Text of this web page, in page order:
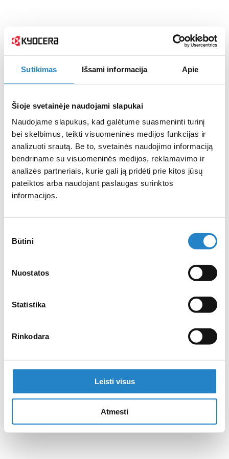
Sutikimas Išsami informacija Apie
Šioje svetainėje naudojami slapukai
Naudojame slapukus, kad galėtume suasmeninti turinį
bei skelbimus, teikti visuomeninės medijos funkcijas ir
analizuoti srautą. Be to, svetainės naudojimo informaciją
bendriname su visuomeninės medijos, reklamavimo ir
analizės partneriais, kurie gali ją pridėti prie kitos jūsų
pateiktos arba naudojant paslaugas surinktos
informacijos.
pasirinkimas
Būtini
Nuostatos
Statistika
Rinkodara
Leisti visus
Atmesti